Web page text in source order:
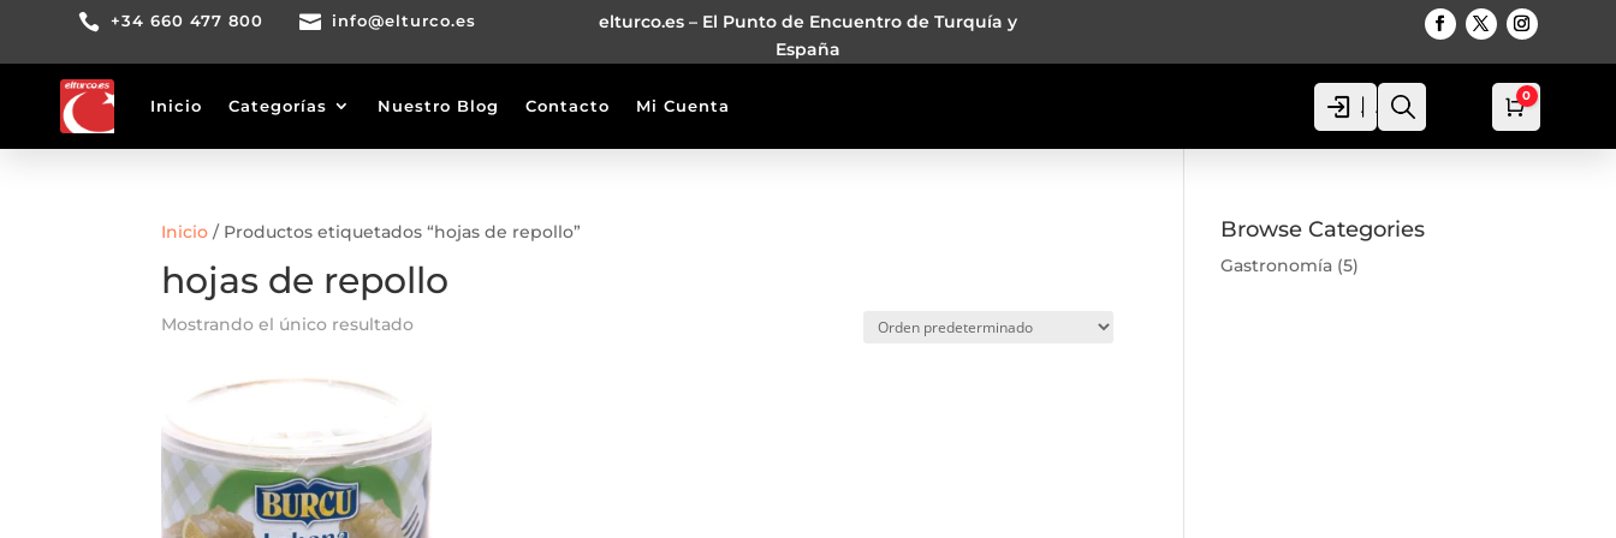
 +34 660 477 800  info@elturco.es
elturco.es – El Punto de Encuentro de Turquía y
España
Inicio Categorías Nuestro Blog Contacto Mi Cuenta Acceso
Acceso Carro
0
Inicio / Productos etiquetados “hojas de repollo”
hojas de repollo
Mostrando el único resultado
Browse Categories
Gastronomía (5)